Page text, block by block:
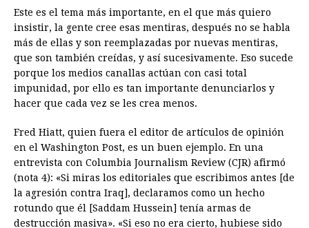
Este es el tema más importante, en el que más quiero
insistir, la gente cree esas mentiras, después no se habla
más de ellas y son reemplazadas por nuevas mentiras,
que son también creídas, y así sucesivamente. Eso sucede
porque los medios canallas actúan con casi total
impunidad, por ello es tan importante denunciarlos y
hacer que cada vez se les crea menos.
Fred Hiatt, quien fuera el editor de artículos de opinión
en el Washington Post, es un buen ejemplo. En una
entrevista con Columbia Journalism Review (CJR) afirmó
(nota 4): «Si miras los editoriales que escribimos antes [de
la agresión contra Iraq], declaramos como un hecho
rotundo que él [Saddam Hussein] tenía armas de
destrucción masiva». «Si eso no era cierto, hubiese sido